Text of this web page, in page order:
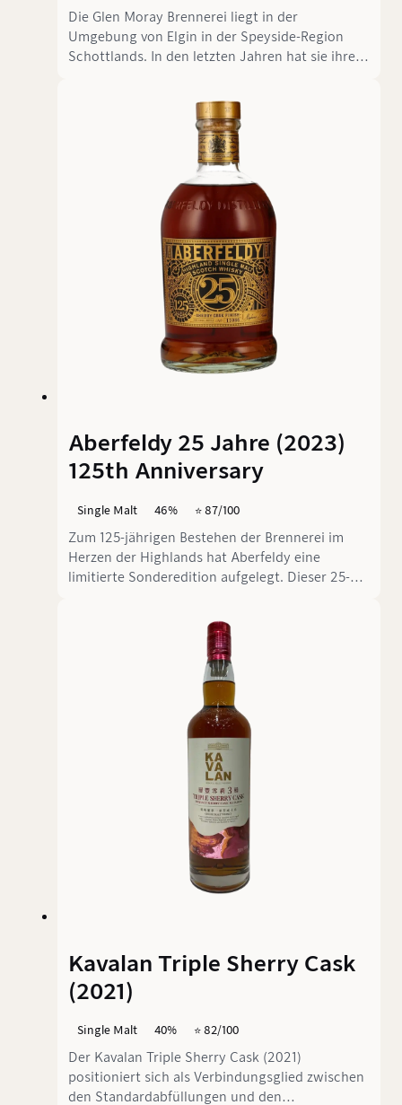
Die Glen Moray Brennerei liegt in der
Umgebung von Elgin in der Speyside-Region
Schottlands. In den letzten Jahren hat sie ihre
eigenem Namen eine beeindruckende Vielfalt an
Abfüllungen mit verschiedenen Altersangaben
und Cask Finishes zu äußerst
wettbewerbsfähigen Preisen an. In dieser
Rezension tauchen wir in die Welt der 15-
jährigen Abfüllung aus der Elgin Heritage
Aberfeldy 25 Jahre (2023)
125th Anniversary
Single Malt 46% ⭐️ 87/100
Zum 125-jährigen Bestehen der Brennerei im
Herzen der Highlands hat Aberfeldy eine
limitierte Sonderedition aufgelegt. Dieser 25-
bevor er ein über einjähriges Finish in First-Fill
Oloroso Sherry Fässern erhielt. Abgefüllt ohne
Kältefiltration und ohne Farbstoff bei 46% – ein
würdiges Jubiläumsgeschenk.
Kavalan Triple Sherry Cask
(2021)
Single Malt 40% ⭐️ 82/100
Der Kavalan Triple Sherry Cask (2021)
positioniert sich als Verbindungsglied zwischen
den Standardabfüllungen und den